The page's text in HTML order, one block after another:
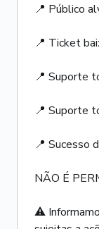
📍 Público
📍 Ticket
📍 Suporte
📍 Suporte
📍 Sucesso
NÃO É
⚠️